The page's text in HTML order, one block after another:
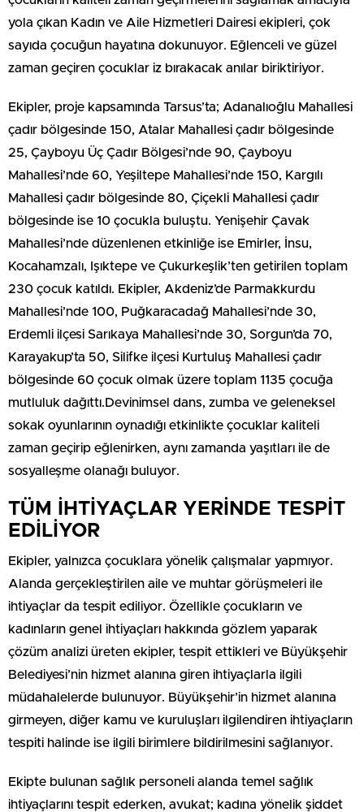
yola çıkan Kadın ve Aile Hizmetleri Dairesi ekipleri, çok
sayıda çocuğun hayatına dokunuyor. Eğlenceli ve güzel
zaman geçiren çocuklar iz bırakacak anılar biriktiriyor.
Ekipler, proje kapsamında Tarsus’ta; Adanalıoğlu Mahallesi
çadır bölgesinde 150, Atalar Mahallesi çadır bölgesinde
25, Çayboyu Üç Çadır Bölgesi’nde 90, Çayboyu
Mahallesi’nde 60, Yeşiltepe Mahallesi’nde 150, Kargılı
Mahallesi çadır bölgesinde 80, Çiçekli Mahallesi çadır
bölgesinde ise 10 çocukla buluştu. Yenişehir Çavak
Mahallesi’nde düzenlenen etkinliğe ise Emirler, İnsu,
Kocahamzalı, Işıktepe ve Çukurkeşlik’ten getirilen toplam
230 çocuk katıldı. Ekipler, Akdeniz’de Parmakkurdu
Mahallesi’nde 100, Puğkaracadağ Mahallesi’nde 30,
Erdemli ilçesi Sarıkaya Mahallesi’nde 30, Sorgun’da 70,
Karayakup’ta 50, Silifke ilçesi Kurtuluş Mahallesi çadır
bölgesinde 60 çocuk olmak üzere toplam 1135 çocuğa
mutluluk dağıttı.Devinimsel dans, zumba ve geleneksel
sokak oyunlarının oynadığı etkinlikte çocuklar kaliteli
zaman geçirip eğlenirken, aynı zamanda yaşıtları ile de
sosyalleşme olanağı buluyor.
TÜM İHTİYAÇLAR YERİNDE TESPİT
EDİLİYOR
Ekipler, yalnızca çocuklara yönelik çalışmalar yapmıyor.
Alanda gerçekleştirilen aile ve muhtar görüşmeleri ile
ihtiyaçlar da tespit ediliyor. Özellikle çocukların ve
kadınların genel ihtiyaçları hakkında gözlem yaparak
çözüm analizi üreten ekipler, tespit ettikleri ve Büyükşehir
Belediyesi’nin hizmet alanına giren ihtiyaçlarla ilgili
müdahalelerde bulunuyor. Büyükşehir’in hizmet alanına
girmeyen, diğer kamu ve kuruluşları ilgilendiren ihtiyaçların
tespiti halinde ise ilgili birimlere bildirilmesini sağlanıyor.
Ekipte bulunan sağlık personeli alanda temel sağlık
ihtiyaçlarını tespit ederken, avukat; kadına yönelik şiddet